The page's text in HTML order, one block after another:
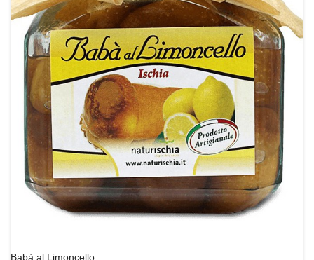
Babà al Limoncello